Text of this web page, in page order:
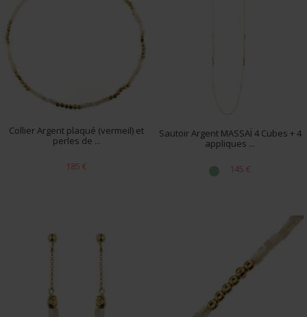
Collier Argent plaqué (vermeil) et
perles de ...
185 €
Sautoir Argent MASSAÏ 4 Cubes + 4
appliques ...
145 €